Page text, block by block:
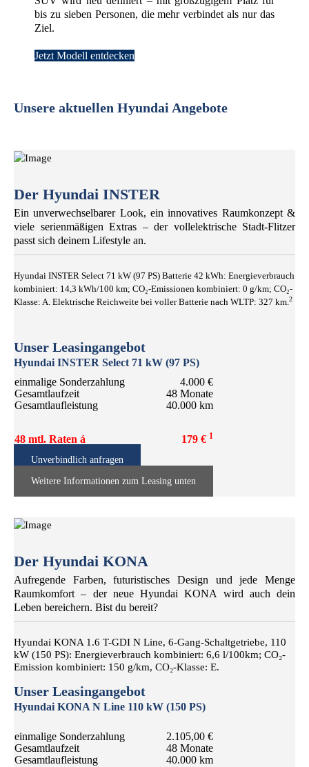
bis zu sieben Personen, die mehr verbindet als nur das
Ziel.
Jetzt Modell entdecken
Unsere aktuellen Hyundai Angebote
Der Hyundai INSTER
Ein unverwechselbarer Look, ein innovatives Raumkonzept &
viele serienmäßigen Extras – der vollelektrische Stadt-Flitzer
passt sich deinem Lifestyle an.
Hyundai INSTER Select 71 kW (97 PS) Batterie 42 kWh: Energieverbrauch
kombiniert: 14,3 kWh/100 km; CO₂-Emissionen kombiniert: 0 g/km; CO₂-
Klasse: A. Elektrische Reichweite bei voller Batterie nach WLTP: 327 km. 2
Unser Leasingangebot
Hyundai INSTER Select 71 kW (97 PS)
einmalige Sonderzahlung
4.000 €
Gesamtlaufzeit
48 Monate
Gesamtlaufleistung
40.000 km
48 mtl. Raten á 179 € 1
Unverbindlich anfragen
Weitere Informationen zum Leasing unten
Der Hyundai KONA
Aufregende Farben, futuristisches Design und jede Menge
Raumkomfort – der neue Hyundai KONA wird auch dein
Leben bereichern. Bist du bereit?
Hyundai KONA 1.6 T-GDI N Line, 6-Gang-Schaltgetriebe, 110
kW (150 PS): Energieverbrauch kombiniert: 6,6 l/100km; CO₂-
Emission kombiniert: 150 g/km, CO₂-Klasse: E.
Unser Leasingangebot
Hyundai KONA N Line 110 kW (150 PS)
einmalige Sonderzahlung
2.105,00 €
Gesamtlaufzeit
48 Monate
Gesamtlaufleistung
40.000 km